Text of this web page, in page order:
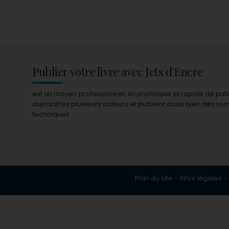
Publier votre livre avec Jets d'Encre
est un moyen professionnel, économique et rapide de
aujourd’hui plusieurs auteurs et publient aussi bien des
techniques.
Plan du site - Infos légales -